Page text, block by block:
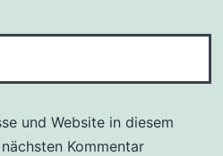
und Website in diesem
Kommentar